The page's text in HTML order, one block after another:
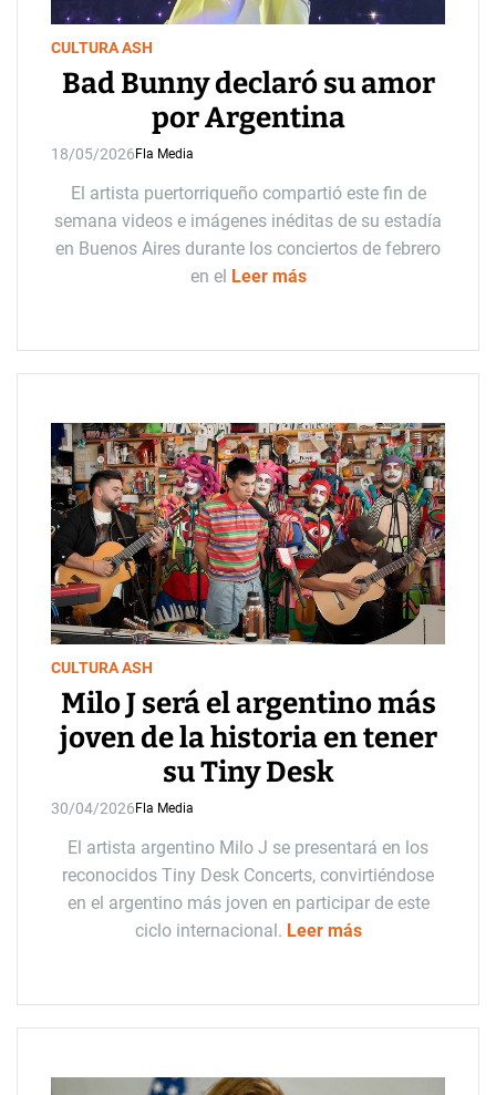
CULTURA ASH
Bad Bunny declaró su amor
por Argentina
18/05/2026 Fla Media
El artista puertorriqueño compartió este fin de
semana videos e imágenes inéditas de su estadía
en Buenos Aires durante los conciertos de febrero
en el Leer más
CULTURA ASH
Milo J será el argentino más
joven de la historia en tener
su Tiny Desk
30/04/2026 Fla Media
El artista argentino Milo J se presentará en los
reconocidos Tiny Desk Concerts, convirtiéndose
en el argentino más joven en participar de este
ciclo internacional. Leer más